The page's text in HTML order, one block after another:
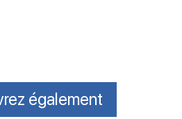
également